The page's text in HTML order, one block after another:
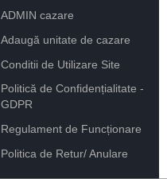
ADMIN cazare
Adaugă unitate de cazare
Conditii de Utilizare Site
Politică de Confidențialitate -
GDPR
Regulament de Funcționare
Politica de Retur/ Anulare